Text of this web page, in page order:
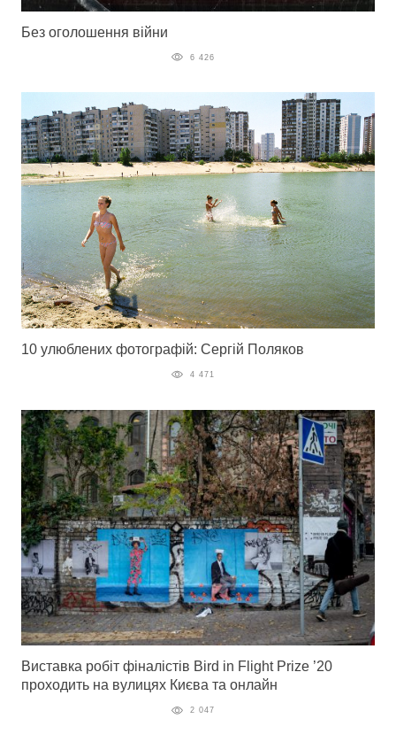
Без оголошення війни
6 426
10 улюблених фотографій: Сергій Поляков
4 471
Виставка робіт фіналістів Bird in Flight Prize ’20
проходить на вулицях Києва та онлайн
2 047